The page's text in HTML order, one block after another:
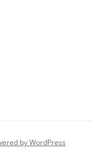
by WordPress